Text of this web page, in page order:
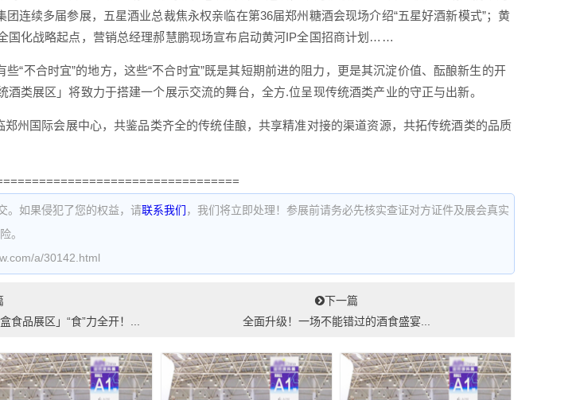
连续多届参展，五星酒业总裁焦永权亲临在第36届郑州糖酒会现场介绍“五星好酒新模式”；黄
国化战略起点，营销总经理郝慧鹏现场宣布启动黄河IP全国招商计划……
“不合时宜”的地方，这些“不合时宜”既是其短期前进的阻力，更是其沉淀价值、酝酿新生的开
类展区」将致力于搭建一个展示交流的舞台，全方.位呈现传统酒类产业的守正与出新。
州国际会展中心，共鉴品类齐全的传统佳酿，共享精准对接的渠道资源，共拓传统酒类的品质
。如果侵犯了您的权益，请联系我们 ，我们将立即处理！参展前请务必先核实查证对方证件及展会真实
。
a/30142.html
品展区」“食”力全开！...
下一篇
全面升级！一场不能错过的酒食盛宴...